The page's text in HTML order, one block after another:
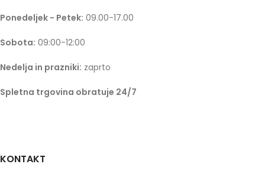
Ponedeljek - Petek: 09.00-17.00
Sobota: 09:00-12:00
Nedelja in prazniki: zaprto
Spletna trgovina obratuje 24/7
KONTAKT